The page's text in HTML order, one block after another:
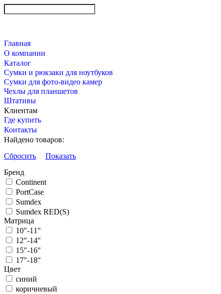
Главная
О компании
Каталог
Сумки и рюкзаки для ноутбуков
Сумки для фото-видео камер
Чехлы для планшетов
Штативы
Клиентам
Где купить
Контакты
Найдено товаров:
Сбросить
Показать
Бренд
Continent
PortCase
Sumdex
Sumdex RED(S)
Матрица
10"-11"
12"-14"
15"-16"
17"-18"
Цвет
синий
коричневый